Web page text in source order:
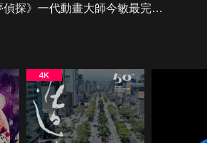
探》一代動畫大師今敏最完美
洛諾夫斯基、《蜘蛛人：新宇
、《隻手探險》導演傑赫米克
量級影人貼身專訪，聊聊關於
人生及對這些影人的影響。